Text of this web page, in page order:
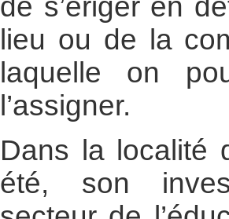
de s’ériger en
lieu ou de la
laquelle on
l’assigner.
Dans la localité
été, son